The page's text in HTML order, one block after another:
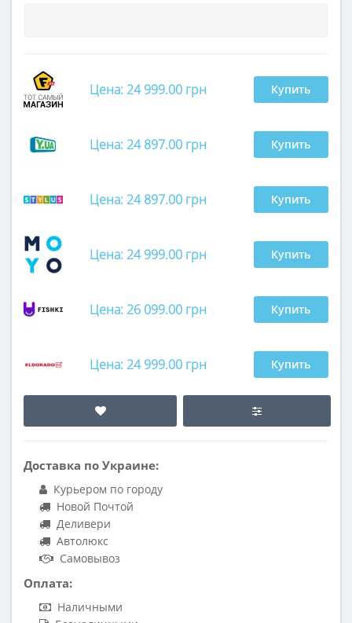
Цена: 24 999.00 грн Купить
Цена: 24 897.00 грн Купить
Цена: 24 897.00 грн Купить
Цена: 24 999.00 грн Купить
Цена: 26 099.00 грн Купить
Цена: 24 999.00 грн Купить
Доставка по Украине:
Курьером по городу
Новой Почтой
Деливери
Автолюкс
Самовывоз
Оплата:
Наличными